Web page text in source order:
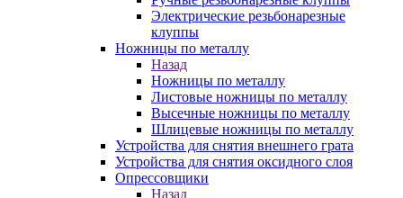
Электрические резьбонарезные
клуппы
Ножницы по металлу
Назад
Ножницы по металлу
Листовые ножницы по металлу
Высечные ножницы по металлу
Шлицевые ножницы по металлу
Устройства для снятия внешнего грата
Устройства для снятия оксидного слоя
Опрессовщики
Назад